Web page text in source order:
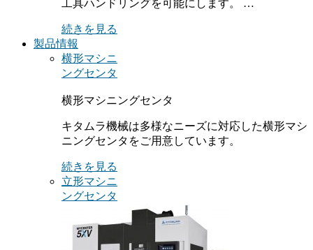
工具ハンドリングを可能にします。 …
続きを見る
製品情報
横形マシニ
ングセンタ
横形マシニングセンタ
キタムラ機械は多様なニーズに対応した横形マシ
ニングセンタをご用意しています。
続きを見る
立形マシニ
ングセンタ